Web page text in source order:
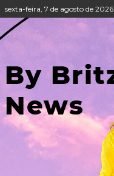
sexta-feira, 7 de agosto de 2026